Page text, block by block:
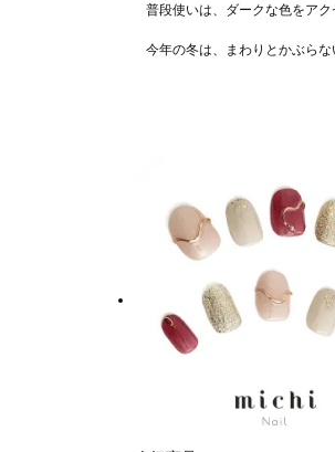
普段使いは、ダークな色をア
今年の冬は、まわりとかぶら